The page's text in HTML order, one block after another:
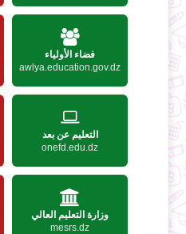
فضاء الأولياء
awlya.education.gov.dz
التعليم عن بعد
onefd.edu.dz
وزارة التعليم العالي
mesrs.dz